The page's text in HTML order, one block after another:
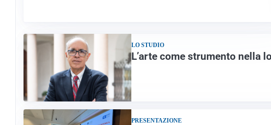
LO STUDIO
L’arte come strumento nella
PRESENTAZIONE